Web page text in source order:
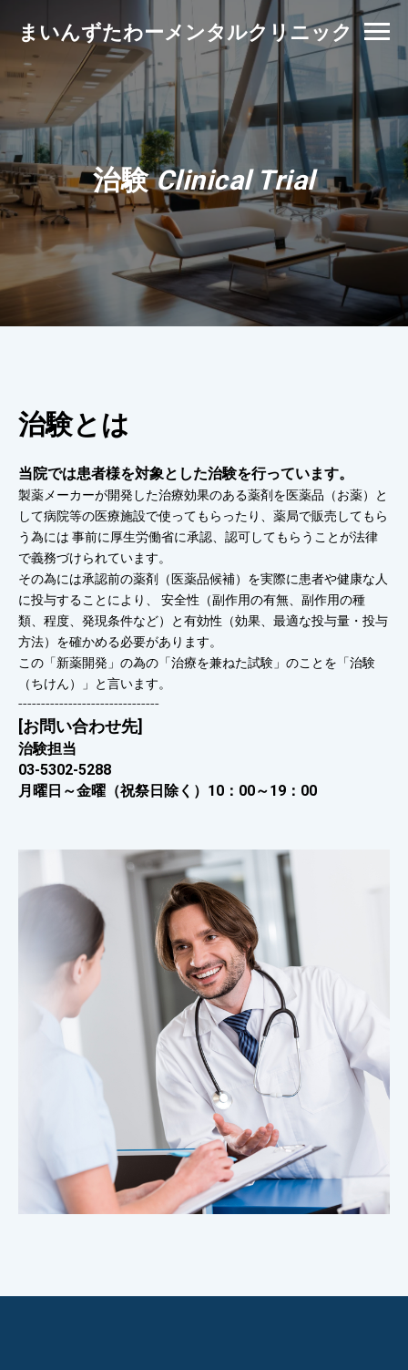
まいんずたわーメンタルクリニック
治験Clinical Trial
治験とは
当院では患者様を対象とした治験を行っています。
製薬メーカーが開発した治療効果のある薬剤を医薬品（お薬）と
して病院等の医療施設で使ってもらったり、薬局で販売してもら
う為には 事前に厚生労働省に承認、認可してもらうことが法律
で義務づけられています。
その為には承認前の薬剤（医薬品候補）を実際に患者や健康な人
に投与することにより、 安全性（副作用の有無、副作用の種
類、程度、発現条件など）と有効性（効果、最適な投与量・投与
方法）を確かめる必要があります。
この「新薬開発」の為の「治療を兼ねた試験」のことを「治験
（ちけん）」と言います。
-------------------------------
[お問い合わせ先]
治験担当
03-5302-5288
月曜日～金曜（祝祭日除く）10：00～19：00